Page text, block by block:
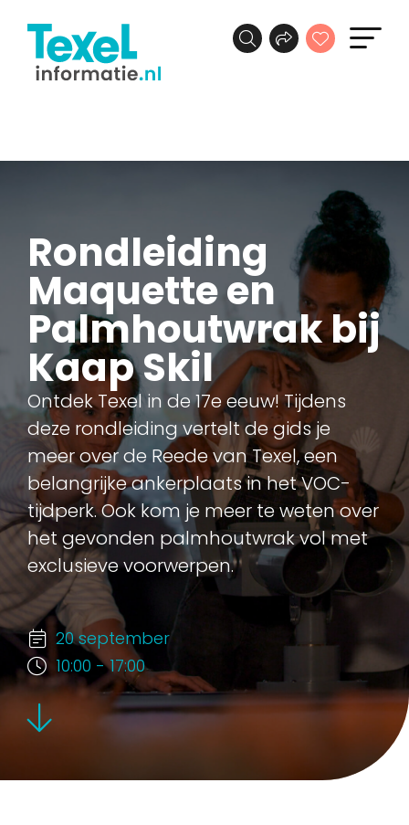
Rondleiding
Maquette en
Palmhoutwrak bij
Kaap Skil
Ontdek Texel in de 17e eeuw! Tijdens
deze rondleiding vertelt de gids je
meer over de Reede van Texel, een
belangrijke ankerplaats in het VOC-
tijdperk. Ook kom je meer te weten over
het gevonden palmhoutwrak vol met
exclusieve voorwerpen.
20 september
10:00 - 17:00